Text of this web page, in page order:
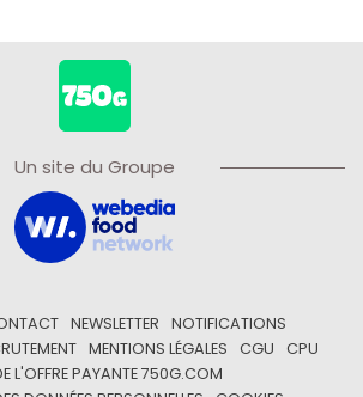
Un site du Groupe
NEWSLETTER
NOTIFICATIONS
MENTIONS LÉGALES CGU
CPU
L'OFFRE PAYANTE 750G.COM